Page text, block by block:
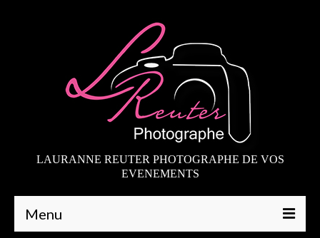
LAURANNE REUTER PHOTOGRAPHE DE VOS
EVENEMENTS
Menu